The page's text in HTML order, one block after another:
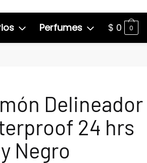
Perfumes $ 0 0
Delineador
24 hrs
Negro